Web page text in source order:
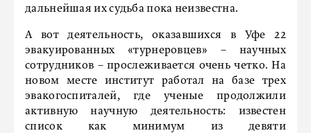
дальнейшая их судьба пока неизвестна.
А вот деятельность, оказавшихся в Уфе 22
эвакуированных «турнеровцев» – научных
сотрудников – прослеживается очень четко. На
новом месте институт работал на базе трех
эвакогоспиталей, где ученые продолжили
активную научную деятельность: известен
список как минимум из девяти